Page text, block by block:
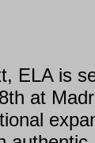
ELA is
at